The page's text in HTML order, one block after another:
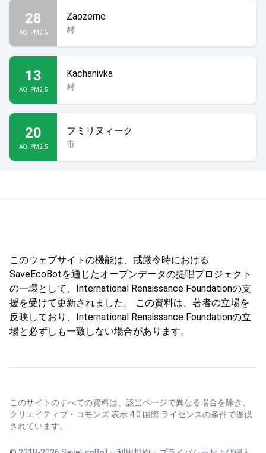
28
AQI PM2.5
Zaozerne
村
13
AQI PM2.5
Kachanivka
村
20
AQI PM2.5
フミリヌィーク
市
このウェブサイトの機能は、戒厳令時における
SaveEcoBotを通じたオープンデータの提唱プロジェクト
の一環として、International Renaissance Foundationの支
援を受けて更新されました。 この資料は、著者の立場を
反映しており、International Renaissance Foundationの立
場と必ずしも一致しない場合があります。
このサイトのすべての資料は、該当ページで異なる場合を除き、
クリエイティブ・コモンズ 表示 4.0 国際 ライセンスの条件で提供
されています。